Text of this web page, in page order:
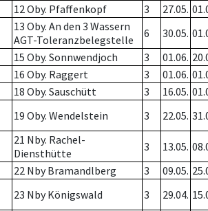
12 Oby. Pfaffenkopf 3 27.05.
13 Oby. An den 3 Wassern
AGT-Toleranzbelegstelle
6 30.05.
15 Oby. Sonnwendjoch 3 01.06.
16 Oby. Raggert 3 01.06.
18 Oby. Sauschütt 3 16.05.
19 Oby. Wendelstein 3 22.05.
21 Nby. Rachel-
Diensthütte
3 13.05.
22 Nby Bramandlberg 3 09.05.
23 Nby Königswald 3 29.04.